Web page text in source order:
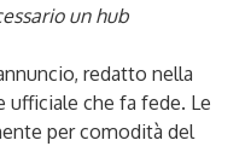
un hub
redatto nella
ufficiale che fa fede. Le
per comodità del